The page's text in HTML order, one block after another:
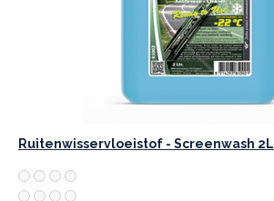
Ruitenwisservloeistof - Screenwash 2L